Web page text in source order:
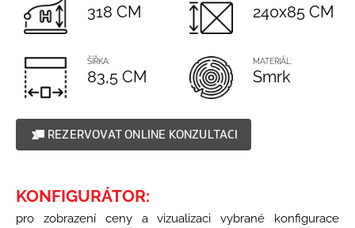
hvězdiček.
318 CM 240x85 CM
ŠÍŘKA:
83,5 CM
MATERIÁL:
Smrk
REZERVOVAT ONLINE KONZULTACI
KONFIGURÁTOR:
pro zobrazení ceny a vizualizaci vybrané konfigurace
u
m
ANTRACITOVÝ
SLOUPEK
(RAL7016)
-
MONTÁŽ